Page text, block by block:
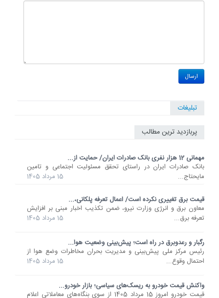
تبلیغات
پربازدید ترین مطالب
مهمانی 12 هزار نفری بانک صادرات ایران/ حمایت از...
​بانک صادرات ایران در راستای تحقق مسئولیت اجتماعی و تامین
مایحتاج...
15 مرداد 1405
قیمت برق تغییری نکرده است/ اعمال تعرفه پلکانی،...
معاون برق و انرژی وزارت نیرو، ضمن تکذیب اخبار مبنی بر افزایش
تعرفه برق...
15 مرداد 1405
رگبار و رعدوبرق در راه است؛ پیش‌بینی وضعیت هوا...
رئیس مرکز ملی پیش‌بینی و مدیریت بحران مخاطرات وضع هوا از
احتمال وقوع...
15 مرداد 1405
واکنش قیمت خودرو به ریسک‌های سیاسی؛ بازار خودرو...
قیمت خودرو امروز 15 مرداد 1405 از سوی بنگاه‌های معاملاتی اعلام